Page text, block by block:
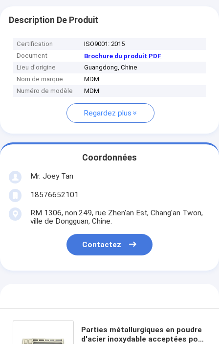
Description De Produit
Certification
ISO9001: 2015
Document
Brochure du produit PDF
Lieu d'origine
Guangdong, Chine
Nom de marque
MDM
Numéro de modèle
MDM
Regardez plus
Coordonnées
Mr. Joey Tan
18576652101
RM 1306, non.249, rue Zhen'an Est, Chang'an Twon,
ville de Dongguan, Chine.
Contactez
Parties métallurgiques en poudre
d'acier inoxydable acceptées pour